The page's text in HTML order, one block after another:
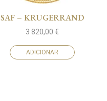
SAF – KRUGERRAND
3 820,00 €
ADICIONAR